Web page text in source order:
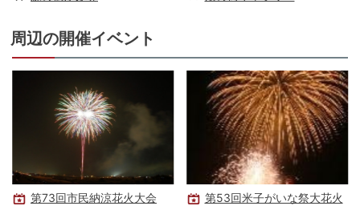
周辺の開催イベント
第73回市民納涼花火大会
第53回米子がいな祭大花火